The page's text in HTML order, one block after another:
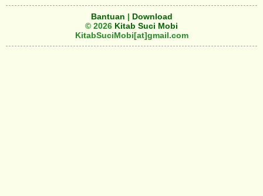
Bantuan | Download
© 2026 Kitab Suci Mobi
KitabSuciMobi[at]gmail.com